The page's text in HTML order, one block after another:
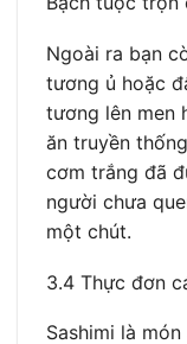
Ngoài ra bạn
tương ủ hoặc
tương lên men
ăn truyền
cơm trắng đã
người chưa
một chút.
3.4 Thực đơn
Sashimi là